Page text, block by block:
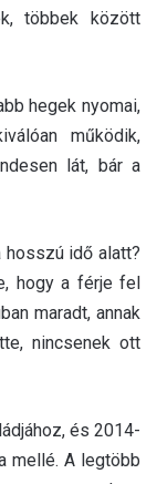
többek között
hegek nyomai,
működik,
lát, bár a
hosszú idő alatt?
hogy a férje fel
maradt, annak
nincsenek ott
és 2014-
mellé. A legtöbb